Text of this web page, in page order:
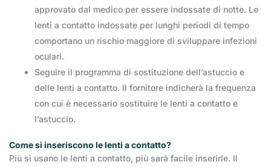
approvato dal medico per essere indossate di notte. Le
lenti a contatto indossate per lunghi periodi di tempo
comportano un rischio maggiore di sviluppare infezioni
oculari.
Seguire il programma di sostituzione dell’astuccio e
delle lenti a contatto. Il fornitore indicherà la frequenza
con cui è necessario sostituire le lenti a contatto e
l’astuccio.
Come si inseriscono le lenti a contatto?
Più si usano le lenti a contatto, più sarà facile inserirle. Il